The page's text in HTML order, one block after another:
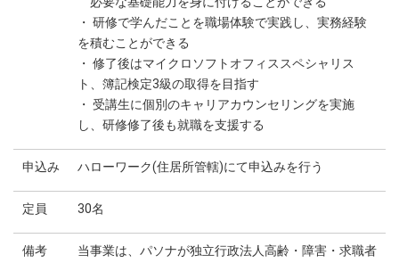
・ 研修で学んだことを職場体験で実践し、実務経験
を積むことができる
・ 修了後はマイクロソフトオフィススペシャリス
ト、簿記検定3級の取得を目指す
・ 受講生に個別のキャリアカウンセリングを実施
し、研修修了後も就職を支援する
申込み ハローワーク(住居所管轄)にて申込みを行う
定員 30名
備考
当事業は、パソナが独立行政法人高齢・障害・求職者